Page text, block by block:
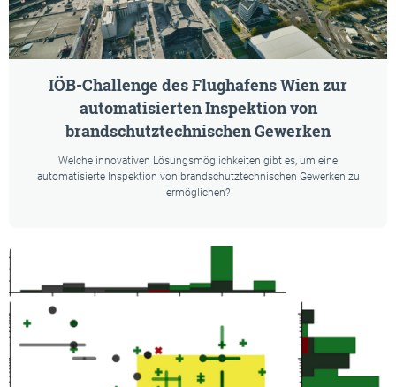
IÖB-Challenge des Flughafens Wien zur
automatisierten Inspektion von
brandschutztechnischen Gewerken
Welche innovativen Lösungsmöglichkeiten gibt es, um eine
automatisierte Inspektion von brandschutztechnischen Gewerken zu
ermöglichen?